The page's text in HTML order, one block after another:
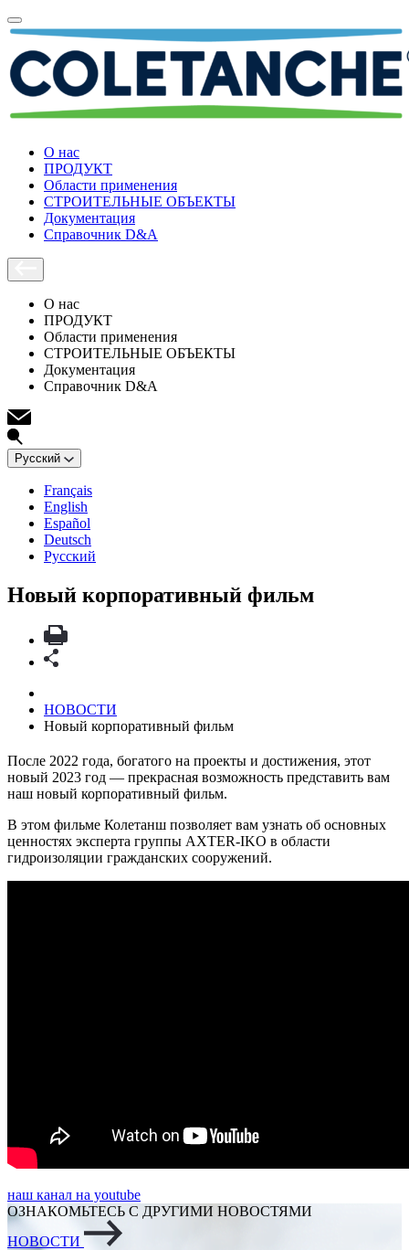
О нас
ПРОДУКТ
Области применения
СТРОИТЕЛЬНЫЕ ОБЪЕКТЫ
Документация
Справочник D&A
О нас
ПРОДУКТ
Области применения
СТРОИТЕЛЬНЫЕ ОБЪЕКТЫ
Документация
Справочник D&A
Русский
Français
English
Español
Deutsch
Русский
Новый корпоративный фильм
НОВОСТИ
Новый корпоративный фильм
После 2022 года, богатого на проекты и достижения, этот
новый 2023 год — прекрасная возможность представить вам
наш новый корпоративный фильм.
В этом фильме Колетанш позволяет вам узнать об основных
ценностях эксперта группы AXTER-IKO в области
гидроизоляции гражданских сооружений.
наш канал на youtube
ОЗНАКОМЬТЕСЬ С ДРУГИМИ НОВОСТЯМИ
НОВОСТИ